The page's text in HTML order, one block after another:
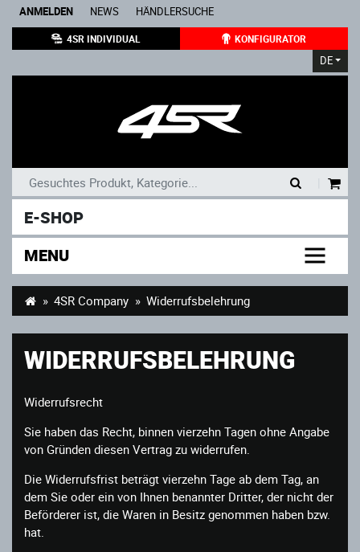
ANMELDEN NEWS HÄNDLERSUCHE
4SR INDIVIDUAL KONFIGURATOR
DE
E-SHOP
MENU
4SR Company Widerrufsbelehrung
WIDERRUFSBELEHRUNG
Widerrufsrecht
Sie haben das Recht, binnen vierzehn Tagen ohne Angabe
von Gründen diesen Vertrag zu widerrufen.
Die Widerrufsfrist beträgt vierzehn Tage ab dem Tag, an
dem Sie oder ein von Ihnen benannter Dritter, der nicht der
Beförderer ist, die Waren in Besitz genommen haben bzw.
hat.